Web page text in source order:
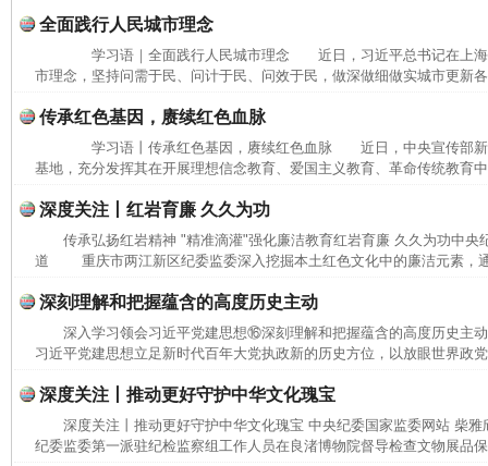
全面践行人民城市理念
学习语｜全面践行人民城市理念 近日，习近平总书记在上海
市理念，坚持问需于民、问计于民、问效于民，做深做细做实城市更新
传承红色基因，赓续红色血脉
学习语丨传承红色基因，赓续红色血脉 近日，中央宣传部新
基地，充分发挥其在开展理想信念教育、爱国主义教育、革命传统教育
深度关注丨红岩育廉 久久为功
传承弘扬红岩精神 "精准滴灌"强化廉洁教育红岩育廉 久久为功中央
道 重庆市两江新区纪委监委深入挖掘本土红色文化中的廉洁元素，
深刻理解和把握蕴含的高度历史主动
深入学习领会习近平党建思想⑯深刻理解和把握蕴含的高度历史
习近平党建思想立足新时代百年大党执政新的历史方位，以放眼世界政
深度关注丨推动更好守护中华文化瑰宝
深度关注丨推动更好守护中华文化瑰宝 中央纪委国家监委网站 柴
纪委监委第一派驻纪检监察组工作人员在良渚博物院督导检查文物展品